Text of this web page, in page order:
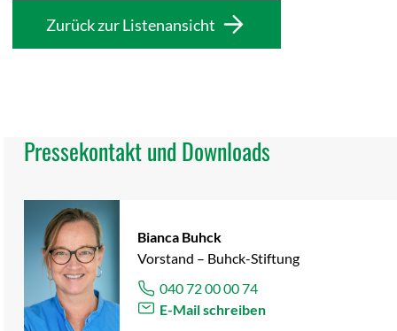
Zurück zur Listenansicht
Pressekontakt und Downloads
Bianca Buhck
Vorstand – Buhck-Stiftung
040 72 00 00 74
E-Mail schreiben